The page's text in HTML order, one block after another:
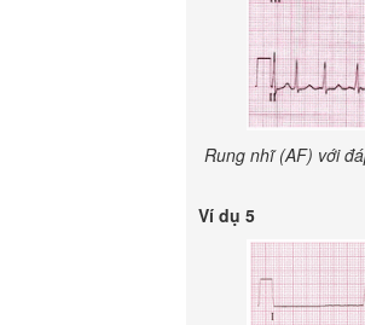
Rung nhĩ (AF) với
Ví dụ 5